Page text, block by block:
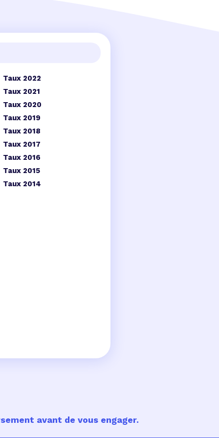
Taux 2022
Taux 2021
Taux 2020
Taux 2019
Taux 2018
Taux 2017
Taux 2016
Taux 2015
Taux 2014
avant de vous engager.